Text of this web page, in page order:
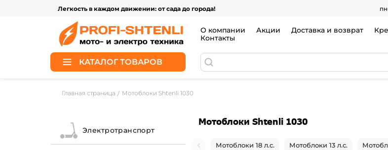
Легкость в каждом движении: от сада до города!
О компании Акции Доставка и возврат
Контакты
КАТАЛОГ ТОВАРОВ
Главная страница Мотоблоки Shtenli 1030
Электротранспорт
Мотоблоки Shtenli 1030
Мотоблоки 18 л.с. Мотоблоки 13 л.с.